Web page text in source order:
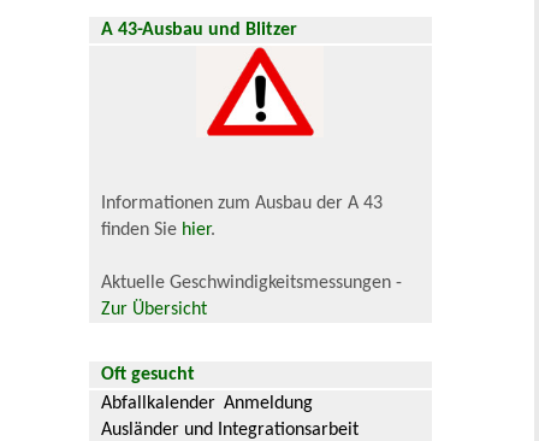
A 43-Ausbau und Blitzer
Informationen zum Ausbau der A 43
finden Sie hier.
Aktuelle Geschwindigkeitsmessungen -
Zur Übersicht
Oft gesucht
Abfallkalender Anmeldung
Ausländer und Integrationsarbeit